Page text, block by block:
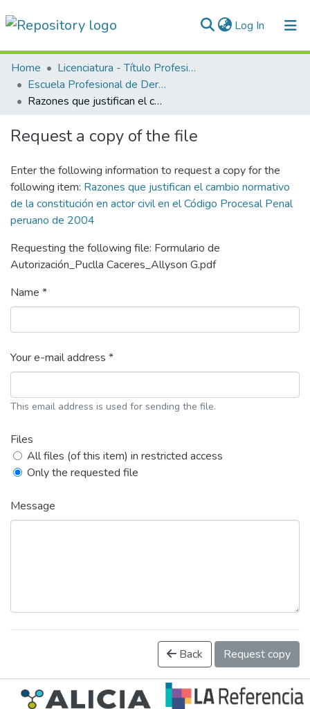
Log In (current)
Communities & Collections
All of DSpace
Normativas
Home
Licenciatura - Título Profesional
Escuela Profesional de Derecho
Razones que justifican el cambio normativo de la constitución en actor civil en el Código Procesal Penal peruano de 2004
Request a copy of the file
Enter the following information to request a copy for the
following item: Razones que justifican el cambio normativo
de la constitución en actor civil en el Código Procesal Penal
peruano de 2004
Requesting the following file: Formulario de
Autorización_Puclla Caceres_Allyson G.pdf
Name *
Your e-mail address *
This email address is used for sending the file.
Files
All files (of this item) in restricted access
Only the requested file
Message
Back Request copy